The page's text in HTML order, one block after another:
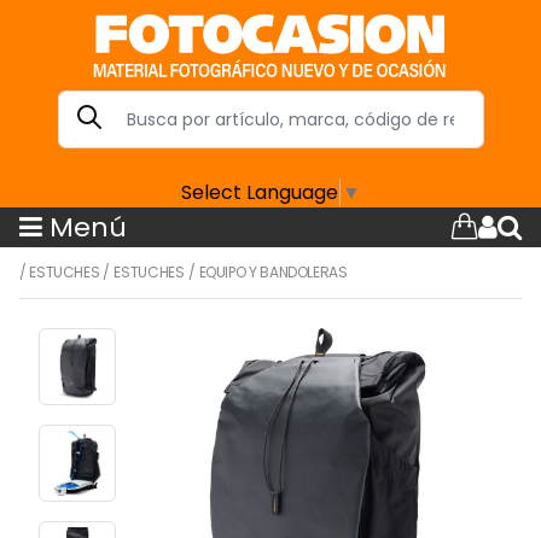
Select Language ▼
Menú
/ ESTUCHES / ESTUCHES / EQUIPO Y BANDOLERAS